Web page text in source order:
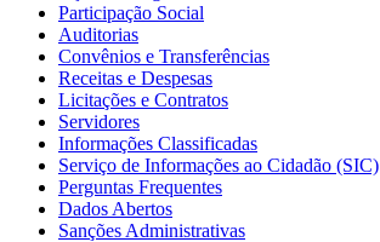
Participação Social
Auditorias
Convênios e Transferências
Receitas e Despesas
Licitações e Contratos
Servidores
Informações Classificadas
Serviço de Informações ao Cidadão (SIC)
Perguntas Frequentes
Dados Abertos
Sanções Administrativas